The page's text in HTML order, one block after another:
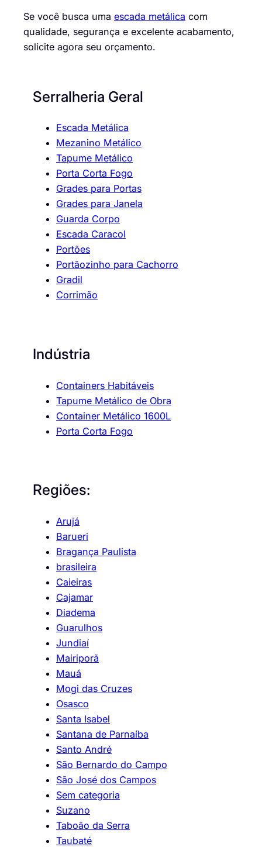
Se você busca uma escada metálica com
qualidade, segurança e excelente acabamento,
solicite agora seu orçamento.
Serralheria Geral
Escada Metálica
Mezanino Metálico
Tapume Metálico
Porta Corta Fogo
Grades para Portas
Grades para Janela
Guarda Corpo
Escada Caracol
Portões
Portãozinho para Cachorro
Gradil
Corrimão
Indústria
Containers Habitáveis
Tapume Metálico de Obra
Container Metálico 1600L
Porta Corta Fogo
Regiões:
Arujá
Barueri
Bragança Paulista
brasileira
Caieiras
Cajamar
Diadema
Guarulhos
Jundiaí
Mairiporã
Mauá
Mogi das Cruzes
Osasco
Santa Isabel
Santana de Parnaíba
Santo André
São Bernardo do Campo
São José dos Campos
Sem categoria
Suzano
Taboão da Serra
Taubaté